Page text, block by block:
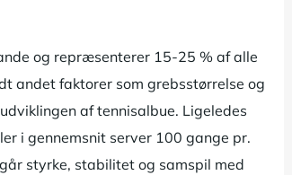
og repræsenterer 15-25 % af alle
andet faktorer som grebsstørrelse og
af tennisalbue. Ligeledes
i gennemsnit server 100 gange pr.
styrke, stabilitet og samspil med